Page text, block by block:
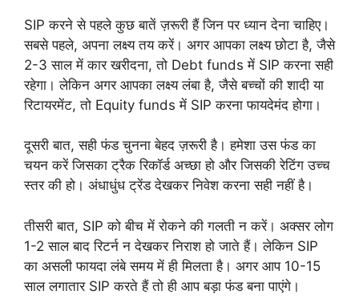
SIP करने से पहले कुछ बातें ज़रूरी हैं जिन पर ध्यान देना चाहिए।
सबसे पहले, अपना लक्ष्य तय करें। अगर आपका लक्ष्य छोटा है, जैसे
2-3 साल में कार खरीदना, तो Debt funds में SIP करना सही
रहेगा। लेकिन अगर आपका लक्ष्य लंबा है, जैसे बच्चों की शादी या
रिटायरमेंट, तो Equity funds में SIP करना फायदेमंद होगा।
दूसरी बात, सही फंड चुनना बेहद ज़रूरी है। हमेशा उस फंड का
चयन करें जिसका ट्रैक रिकॉर्ड अच्छा हो और जिसकी रेटिंग उच्च
स्तर की हो। अंधाधुंध ट्रेंड देखकर निवेश करना सही नहीं है।
तीसरी बात, SIP को बीच में रोकने की गलती न करें। अक्सर लोग
1-2 साल बाद रिटर्न न देखकर निराश हो जाते हैं। लेकिन SIP
का असली फायदा लंबे समय में ही मिलता है। अगर आप 10-15
साल लगातार SIP करते हैं तो ही आप बड़ा फंड बना पाएंगे।